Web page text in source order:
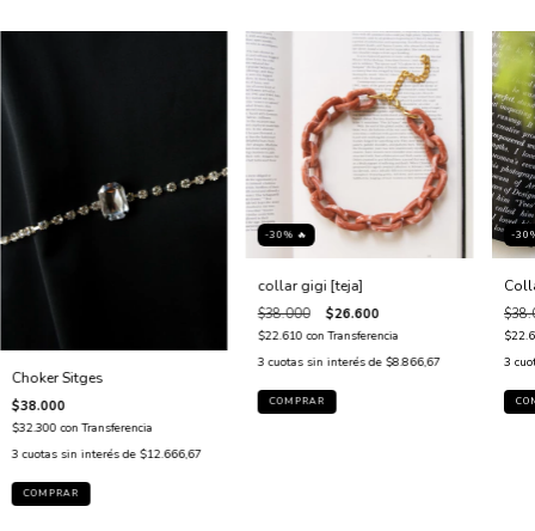
Choker Sitges
$38.000
$32.300con Transferencia
3 cuotas sin interés de $12.666,67
-30% 🔥
collar gigi [teja]
$38.000 $26.600
$22.610con Transferencia
3 cuotas sin interés de $8.866,67
-
3